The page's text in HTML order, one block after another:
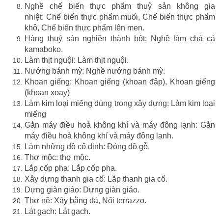
Nghề chế biến thực phẩm thuỷ sản không gia
nhiệt: Chế biến thực phẩm muối, Chế biến thực phẩm
khô, Chế biến thực phẩm lên men.
Hàng thuỷ sản nghiền thành bột: Nghề làm chả cá
kamaboko.
Làm thịt nguội: Làm thịt nguội.
Nướng bánh mỳ: Nghề nướng bánh mỳ.
Khoan giếng: Khoan giếng (khoan đập), Khoan giếng
(khoan xoay)
Làm kim loại miếng dùng trong xây dựng: Làm kim loại
miếng
Gắn máy điều hoà không khí và máy đông lạnh: Gắn
máy điều hoà không khí và máy đông lạnh.
Làm những đồ cố định: Đóng đồ gỗ.
Thợ mộc: thợ mộc.
Lắp cốp pha: Lắp cốp pha.
Xây dựng thanh gia cố: Lắp thanh gia cố.
Dựng giàn giáo: Dựng giàn giáo.
Thợ nề: Xây bằng đá, Nối terrazzo.
Lát gạch: Lát gạch.